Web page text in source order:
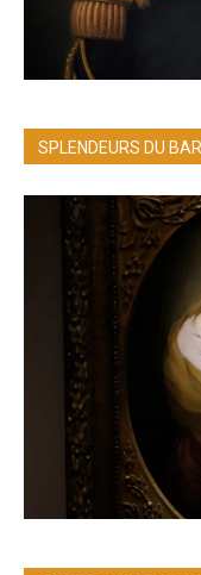
SPLENDEURS DU